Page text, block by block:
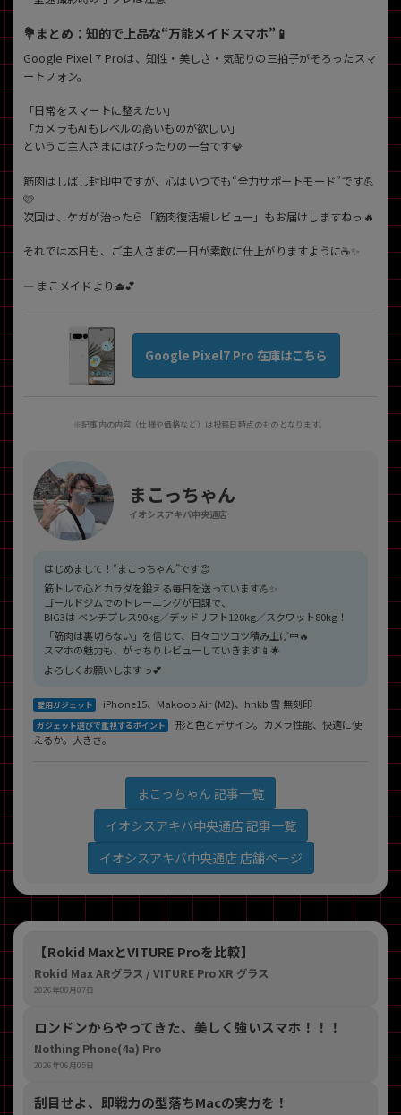
💐まとめ：知的で上品な“万能メイドスマホ”📱
Google Pixel 7 Proは、知性・美しさ・気配りの三拍子がそろったスマ
ートフォン。
「日常をスマートに整えたい」
「カメラもAIもレベルの高いものが欲しい」
というご主人さまにはぴったりの一台です💎
筋肉はしばし封印中ですが、心はいつでも“全力サポートモード”です💪
🩷
次回は、ケガが治ったら「筋肉復活編レビュー」もお届けしますねっ🔥
それでは本日も、ご主人さまの一日が素敵に仕上がりますように☕✨
— まこメイドより🫖💕
Google Pixel7 Pro 在庫はこちら
※記事内の内容（仕様や価格など）は投稿日時点のものとなります。
まこっちゃん
イオシスアキバ中央通店
はじめまして！“まこっちゃん”です😊
筋トレで心とカラダを鍛える毎日を送っています💪✨
ゴールドジムでのトレーニングが日課で、
BIG3は ベンチプレス90kg／デッドリフト120kg／スクワット80kg！
「筋肉は裏切らない」を信じて、日々コツコツ積み上げ中🔥
スマホの魅力も、がっちりレビューしていきます📱🌟
よろしくお願いしますっ💕
愛用ガジェット iPhone15、Makoob Air (M2)、hhkb 雪 無刻印
ガジェット選びで重視するポイント 形と色とデザイン。カメラ性能、快適に使
えるか。大きさ。
まこっちゃん 記事一覧
イオシスアキバ中央通店 記事一覧
イオシスアキバ中央通店 店舗ページ
【Rokid MaxとVITURE Proを比較】
Rokid Max ARグラス / VITURE Pro XR グラス
2026年08月07日
ロンドンからやってきた、美しく強いスマホ！！！
Nothing Phone(4a) Pro
2026年06月05日
刮目せよ、即戦力の型落ちMacの実力を！